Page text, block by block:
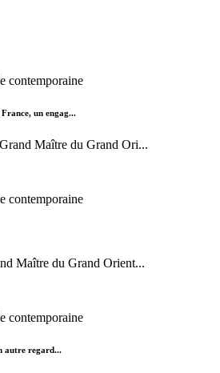
contemporaine
un engag...
Maître du Grand Ori...
contemporaine
Maître du Grand Orient...
contemporaine
autre regard...